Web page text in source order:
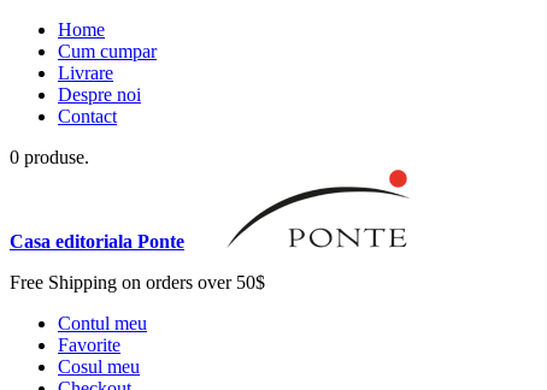
Home
Cum cumpar
Livrare
Despre noi
Contact
0 produse.
Casa editoriala Ponte
Free Shipping on orders over 50$
Contul meu
Favorite
Cosul meu